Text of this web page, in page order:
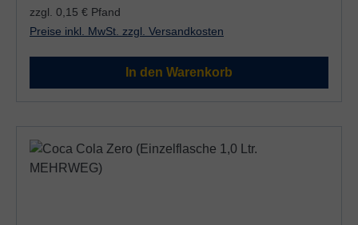
zzgl. 0,15 € Pfand
Preise inkl. MwSt. zzgl. Versandkosten
In den Warenkorb